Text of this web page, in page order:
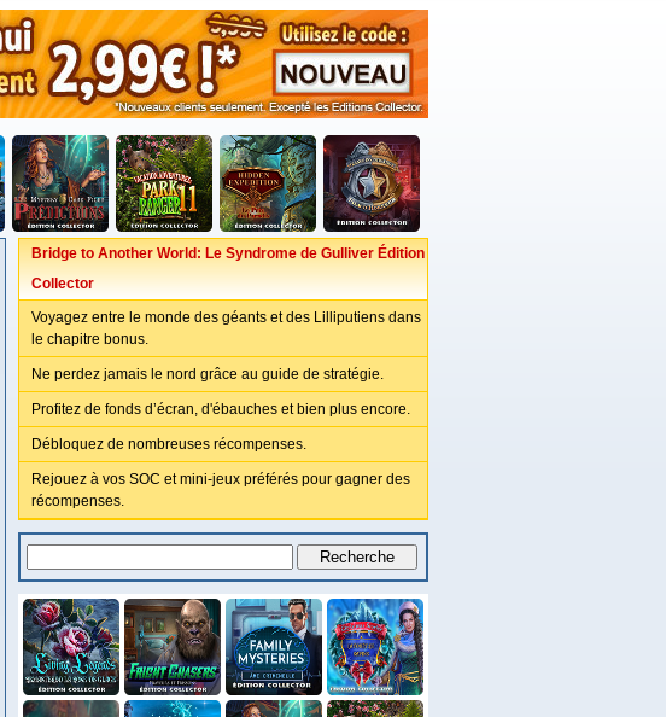
Bridge to Another World: Le Syndrome de Gulliver Édition
Collector
Voyagez entre le monde des géants et des Lilliputiens dans
le chapitre bonus.
Ne perdez jamais le nord grâce au guide de stratégie.
Profitez de fonds d’écran, d'ébauches et bien plus encore.
Débloquez de nombreuses récompenses.
Rejouez à vos SOC et mini-jeux préférés pour gagner des
récompenses.